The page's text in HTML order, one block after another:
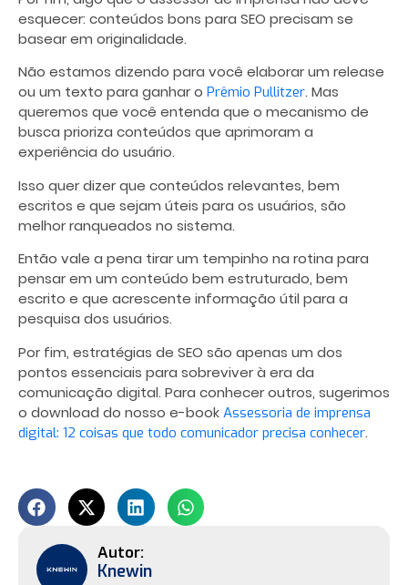
esquecer: conteúdos bons para SEO precisam se
basear em originalidade.
Não estamos dizendo para você elaborar um release
ou um texto para ganhar o Prêmio Pullitzer. Mas
queremos que você entenda que o mecanismo de
busca prioriza conteúdos que aprimoram a
experiência do usuário.
Isso quer dizer que conteúdos relevantes, bem
escritos e que sejam úteis para os usuários, são
melhor ranqueados no sistema.
Então vale a pena tirar um tempinho na rotina para
pensar em um conteúdo bem estruturado, bem
escrito e que acrescente informação útil para a
pesquisa dos usuários.
Por fim, estratégias de SEO são apenas um dos
pontos essenciais para sobreviver à era da
comunicação digital. Para conhecer outros, sugerimos
o download do nosso e-book Assessoria de imprensa
digital: 12 coisas que todo comunicador precisa conhecer.
Knewin